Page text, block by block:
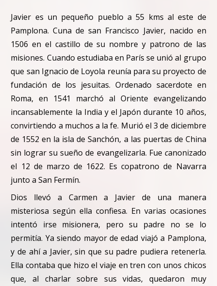
Javier es un pequeño pueblo a 55 kms al este de
Pamplona. Cuna de san Francisco Javier, nacido en
1506 en el castillo de su nombre y patrono de las
misiones. Cuando estudiaba en París se unió al grupo
que san Ignacio de Loyola reunía para su proyecto de
fundación de los jesuitas. Ordenado sacerdote en
Roma, en 1541 marchó al Oriente evangelizando
incansablemente la India y el Japón durante 10 años,
convirtiendo a muchos a la fe. Murió el 3 de diciembre
de 1552 en la isla de Sanchón, a las puertas de China
sin lograr su sueño de evangelizarla. Fue canonizado
el 12 de marzo de 1622. Es copatrono de Navarra
junto a San Fermín.
Dios llevó a Carmen a Javier de una manera
misteriosa según ella confiesa. En varias ocasiones
intentó irse misionera, pero su padre no se lo
permitía. Ya siendo mayor de edad viajó a Pamplona,
y de ahí a Javier, sin que su padre pudiera retenerla.
Ella contaba que hizo el viaje en tren con unos chicos
que, al charlar sobre sus vidas, quedaron muy